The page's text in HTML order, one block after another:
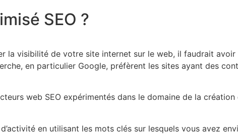
SEO ?
la visibilité de votre site internet sur le web, il faudrait
en particulier Google, préfèrent les sites ayant des
web SEO expérimentés dans le domaine de la
en utilisant les mots clés sur lesquels vous avez